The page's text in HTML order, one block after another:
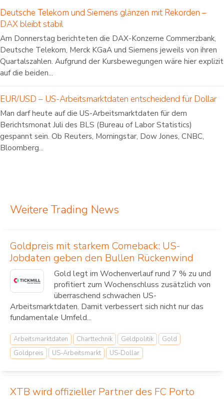
Deutsche Telekom und Siemens glänzen mit Rekorden –
DAX bleibt stabil
Am Donnerstag berichteten die DAX-Konzerne Commerzbank,
Deutsche Telekom, Merck KGaA und Siemens jeweils von ihren
Quartalszahlen. Aufgrund der Kursbewegungen wäre hier explizit
auf die beiden...
EUR/USD – US-Arbeitsmarktdaten entscheidend für Dollar
Man darf heute auf die US-Arbeitsmarktdaten für dem
Berichtsmonat Juli des BLS (Bureau of Labor Statistics)
gespannt sein. Ob Reuters, Morningstar, Dow Jones, CNBC,
Bloomberg...
Weitere Trading News
Goldpreis mit starkem Comeback: US-
Jobdaten geben den Bullen Rückenwind
Gold legt im Wochenverlauf rund 7 % zu und
profitiert zum Wochenschluss zusätzlich von
überraschend schwachen US-
Arbeitsmarktdaten. Damit verbessert sich nicht nur das
fundamentale Umfeld...
Arbeitsmarktdaten Charttechnik Geldpolitik
Gold
Goldpreis
US-Arbeitsmarkt US-Dollar
XTB wird offizieller Partner des FC Porto